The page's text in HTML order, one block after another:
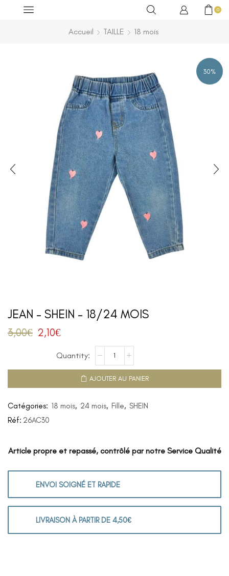
0
Accueil TAILLE 18 mois
30%
JEAN – SHEIN – 18/24 MOIS
3,00€ 2,10€
AJOUTER AU PANIER
Catégories: 18 mois, 24 mois, Fille, SHEIN
Réf: 26AC30
Article propre et repassé, contrôlé par notre Service Qualité
ENVOI SOIGNÉ ET RAPIDE
LIVRAISON À PARTIR DE 4,50€